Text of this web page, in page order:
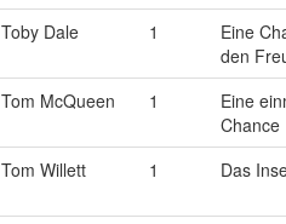
Toby Dale 1
Eine
den
Tom McQueen 1
Eine
Chance
Tom Willett 1 Das